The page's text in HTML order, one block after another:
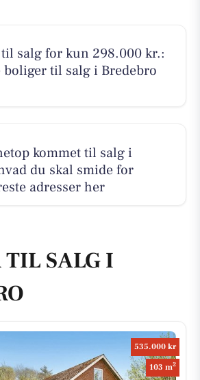
salg for kun 298.000 kr.:
boliger til salg i Bredebro
kommet til salg i
du skal smide for
adresser her
TIL SALG I
535.000 kr
103 m2